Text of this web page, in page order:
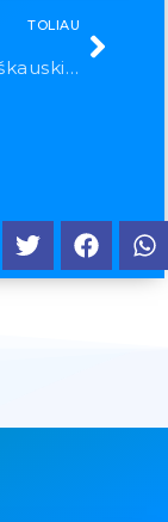
TOLIAU
Stasės Meškauskienės individuali įmonė